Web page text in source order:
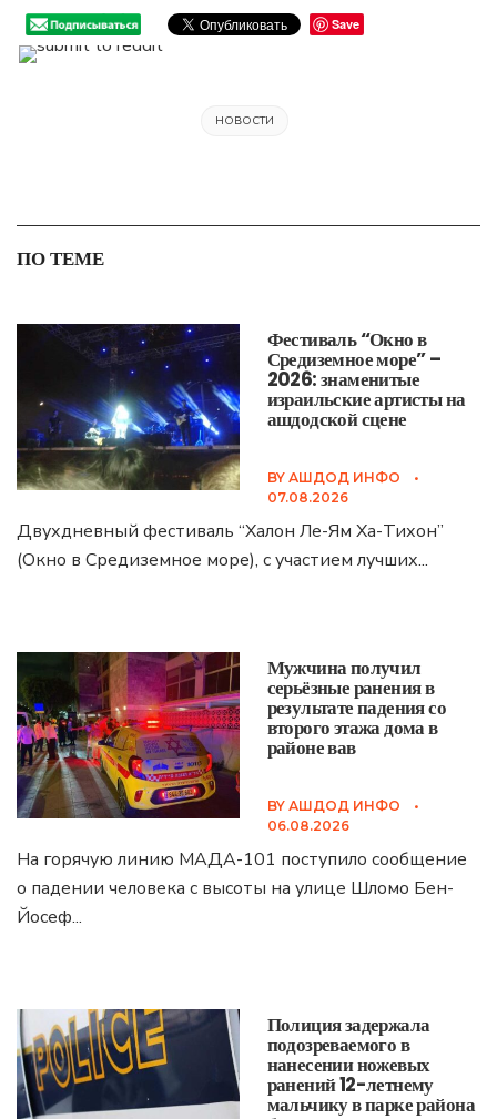
Save
НОВОСТИ
ПО ТЕМЕ
Фестиваль “Окно в
Средиземное море” –
2026: знаменитые
израильские артисты на
ашдодской сцене
BY АШДОД ИНФО
•
07.08.2026
Двухдневный фестиваль “Халон Ле-Ям Ха-Тихон”
(Окно в Средиземное море), с участием лучших...
Мужчина получил
серьёзные ранения в
результате падения со
второго этажа дома в
районе вав
BY АШДОД ИНФО
•
06.08.2026
На горячую линию МАДА-101 поступило сообщение
о падении человека с высоты на улице Шломо Бен-
Йосеф...
Полиция задержала
подозреваемого в
нанесении ножевых
ранений 12-летнему
мальчику в парке района